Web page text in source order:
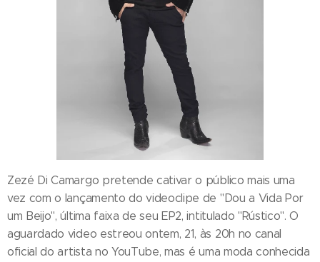
Zezé Di Camargo pretende cativar o público mais uma
vez com o lançamento do videoclipe de "Dou a Vida Por
um Beijo", última faixa de seu EP2, intitulado "Rústico". O
aguardado video estreou ontem, 21, às 20h no canal
oficial do artista no YouTube, mas é uma moda conhecida